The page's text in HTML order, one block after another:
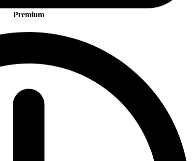
Premium